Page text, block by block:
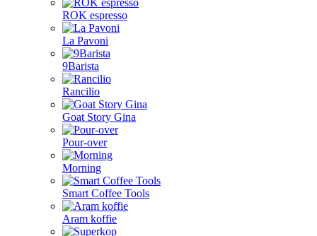
ROK espresso
La Pavoni
9Barista
Rancilio
Goat Story Gina
Pour-over
Morning
Smart Coffee Tools
Aram koffie